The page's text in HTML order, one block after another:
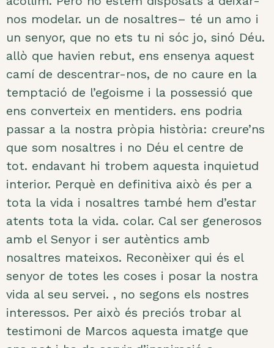
nos modelar. un de nosaltres– té un amo i
un senyor, que no ets tu ni sóc jo, sinó Déu.
allò que havien rebut, ens ensenya aquest
camí de descentrar-nos, de no caure en la
temptació de l’egoisme i la possessió que
ens converteix en mentiders. ens podria
passar a la nostra pròpia història: creure’ns
que som nosaltres i no Déu el centre de
tot. endavant hi trobem aquesta inquietud
interior. Perquè en definitiva això és per a
tota la vida i nosaltres també hem d’estar
atents tota la vida. colar. Cal ser generosos
amb el Senyor i ser autèntics amb
nosaltres mateixos. Reconèixer qui és el
senyor de totes les coses i posar la nostra
vida al seu servei. , no segons els nostres
interessos. Per això és preciós trobar al
testimoni de Marcos aquesta imatge que